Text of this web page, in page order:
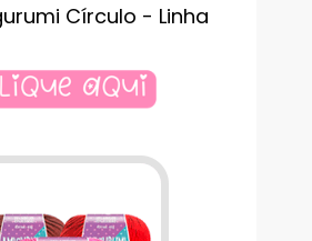
Círculo - Linha